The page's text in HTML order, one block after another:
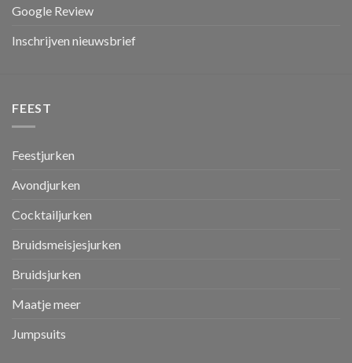
Google Review
Inschrijven nieuwsbrief
FEEST
Feestjurken
Avondjurken
Cocktailjurken
Bruidsmeisjesjurken
Bruidsjurken
Maatje meer
Jumpsuits